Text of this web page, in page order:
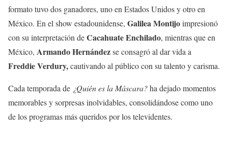
formato tuvo dos ganadores, uno en Estados Unidos y otro en
México. En el show estadounidense, Galilea Montijoimpresionó
con su interpretación deCacahuate Enchilado, mientras que en
México, Armando Hernándezse consagró al dar vida a
Freddie Verdury,cautivando al público con su talento y carisma.
Cada temporada de ¿Quién es la Máscara?ha dejado momentos
memorables y sorpresas inolvidables, consolidándose como uno
de los programas más queridos por los televidentes.